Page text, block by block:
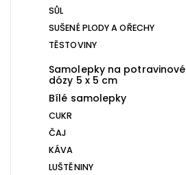
SŮL
SUŠENÉ PLODY A OŘECHY
TĚSTOVINY
Samolepky na potravinové
dózy 5 x 5 cm
Bílé samolepky
CUKR
ČAJ
KÁVA
LUŠTĚNINY